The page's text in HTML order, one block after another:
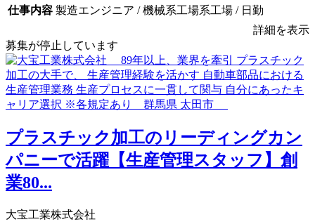
仕事内容 製造エンジニア / 機械系工場系工場 / 日勤
詳細を表示
募集が停止しています
プラスチック加工のリーディングカン
パニーで活躍【生産管理スタッフ】創
業80...
大宝工業株式会社